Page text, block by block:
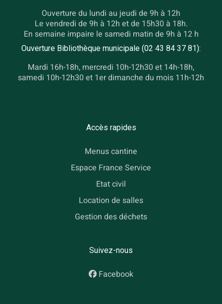
Ouverture du lundi au jeudi de 9h à 12h
Le vendredi de 9h à 12h et de 15h30 à 18h.
En semaine impaire le samedi matin de 9h à 12 h
Ouverture Bibliothèque municipale (02 43 84 37 81):
Mardi 16h-18h, mercredi 10h-12h30 et 14h-18h,
samedi 10h-12h30 et 1er dimanche du mois 11h-12h
Accès rapides
Menus cantine
Espace France Service
Etat civil
Location de salles
Gestion des déchets
Suivez-nous
Facebook